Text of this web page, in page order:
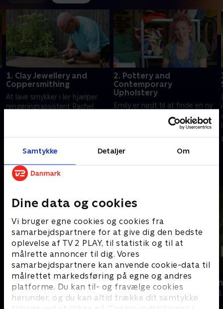
Samtykke Detaljer Om
Dine data og cookies
Vi bruger egne cookies og cookies fra
samarbejdspartnere for at give dig den bedste
oplevelse af TV 2 PLAY, til statistik og til at
målrette annoncer til dig. Vores
samarbejdspartnere kan anvende cookie-data til
målrettet markedsføring på egne og andres
platforme. Du kan til- og fravælge cookies
herunder, og du kan altid trække dit samtykke
1. Clay Jewellery and
Coppersmithing
At lave smykker i ler hjælper
rengøringsassistent Rachel
10. april 2024 • 45 min
2. Pottery and
Contemporary
Upholstery
Emily er nødt til at finde en ny
efter hun fik en hjerneskade.
ikke nok ud.
10. april 2024 • 45 min
Andre så også
Verdens største opdagelser
Dokumentar • 2 sæsoner
Et lig i haven
Dokumentar •